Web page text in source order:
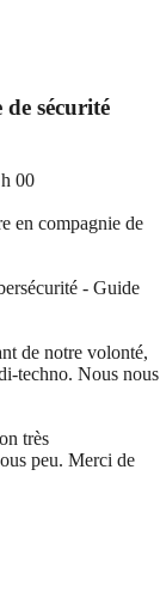
sécurité
00
en compagnie de
- Guide
de notre volonté,
techno. Nous nous
très
peu. Merci de